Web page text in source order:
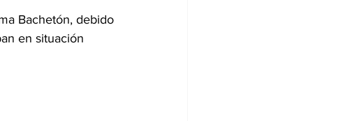
Bachetón, debido
en situación